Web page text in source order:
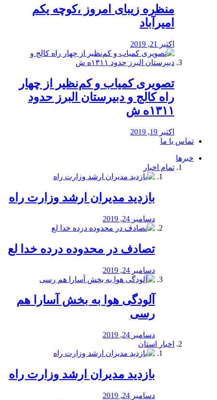
منظره‌‌ زیبای امروز ،کوچه یکم
امیرآباد
اکتبر 21, 2019
️تصویری کمیاب و کم‌نظیر از چهار
راه كالج و دبيرستان البرز حدود
۱۳۱۱ه ش
اکتبر 19, 2019
تماس با ما
خبرها
تمام اخبار
بازدید مدیران ارشد وزارت راه
دسامبر 24, 2019
تصادف در محدوده درده خدا لع
دسامبر 24, 2019
آلودگی هوا به بخش آسارا هم
رسی
دسامبر 24, 2019
اخبار استان
بازدید مدیران ارشد وزارت راه
دسامبر 24, 2019